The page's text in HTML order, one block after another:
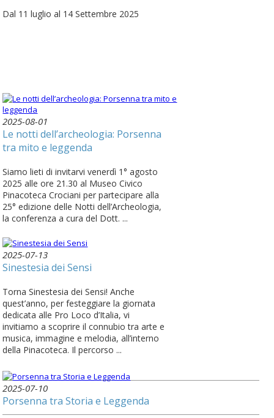
Dal 11 luglio al 14 Settembre 2025
2025-08-01
Le notti dell’archeologia: Porsenna
tra mito e leggenda
Siamo lieti di invitarvi venerdì 1° agosto
2025 alle ore 21.30 al Museo Civico
Pinacoteca Crociani per partecipare alla
25° edizione delle Notti dell’Archeologia,
la conferenza a cura del Dott. ...
2025-07-13
Sinestesia dei Sensi
Torna Sinestesia dei Sensi! Anche
quest’anno, per festeggiare la giornata
dedicata alle Pro Loco d’Italia, vi
invitiamo a scoprire il connubio tra arte e
musica, immagine e melodia, all’interno
della Pinacoteca. Il percorso ...
2025-07-10
Porsenna tra Storia e Leggenda